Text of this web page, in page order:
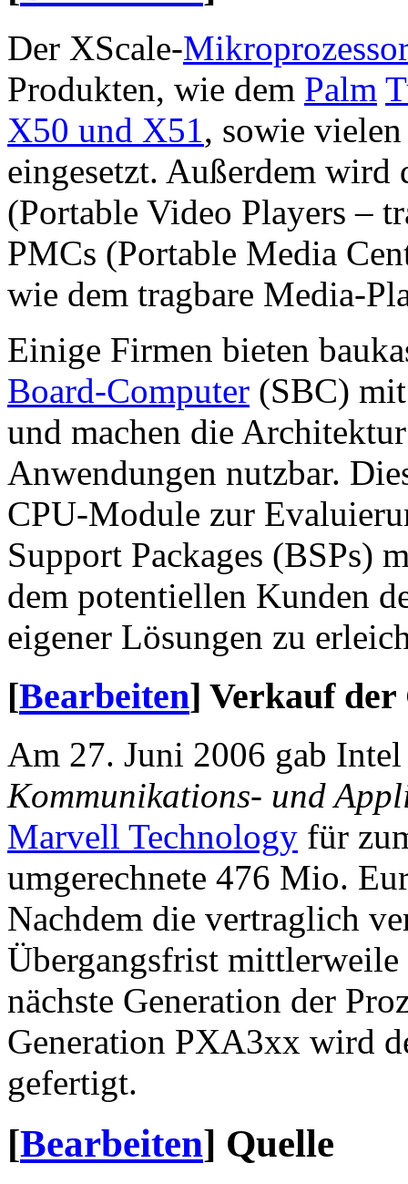
Der XScale-
Produkten, wie dem Palm
X50 und X51, sowie
eingesetzt. Außerdem wird
(Portable Video Players –
PMCs (Portable Media
wie dem tragbare Media-
Einige Firmen bieten
Board-Computer (SBC)
und machen die
Anwendungen nutzbar.
CPU-Module zur
Support Packages (BSPs)
dem potentiellen Kunden
eigener Lösungen zu
[Bearbeiten] Verkauf der
Am 27. Juni 2006 gab
Kommunikations- und
Marvell Technology für
umgerechnete 476 Mio.
Nachdem die vertraglich
Übergangsfrist
nächste Generation der
Generation PXA3xx wird
gefertigt.
[Bearbeiten] Quelle